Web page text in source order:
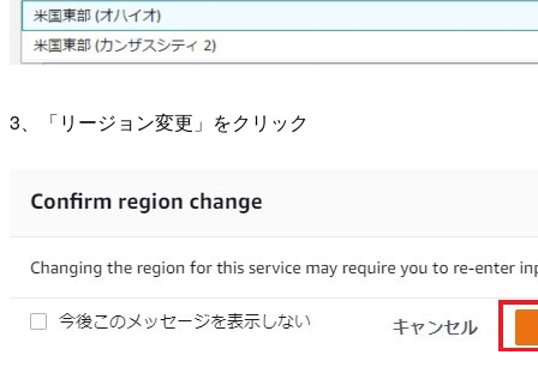
3、「リージョン変更」をクリック